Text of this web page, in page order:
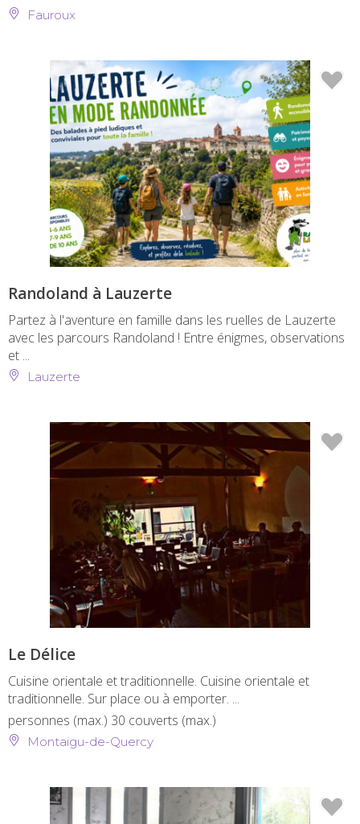
Fauroux
Randoland à Lauzerte
Partez à l'aventure en famille dans les ruelles de Lauzerte
avec les parcours Randoland ! Entre énigmes, observations
et ...
Lauzerte
Le Délice
Cuisine orientale et traditionnelle. Cuisine orientale et
traditionnelle. Sur place ou à emporter. ...
personnes (max.) 30 couverts (max.)
Montaigu-de-Quercy